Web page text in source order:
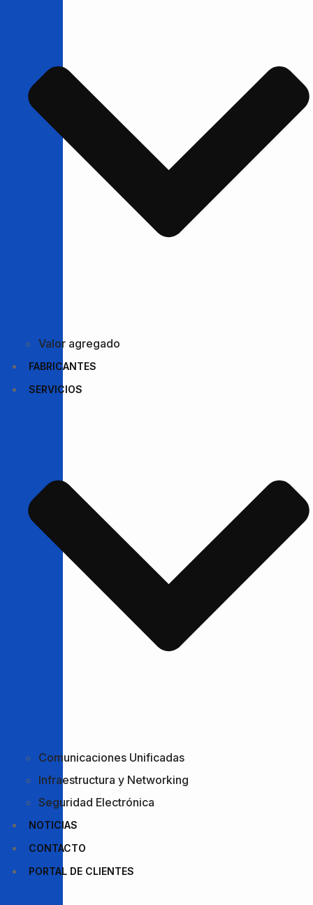
Valor agregado
FABRICANTES
SERVICIOS
Comunicaciones Unificadas
Infraestructura y Networking
Seguridad Electrónica
NOTICIAS
CONTACTO
PORTAL DE CLIENTES